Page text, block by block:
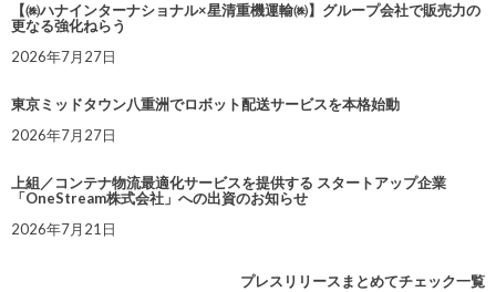
【㈱ハナインターナショナル×星清重機運輸㈱】グループ会社で販売力の
更なる強化ねらう
2026年7月27日
東京ミッドタウン八重洲でロボット配送サービスを本格始動
2026年7月27日
上組／コンテナ物流最適化サービスを提供する スタートアップ企業
「OneStream株式会社」への出資のお知らせ
2026年7月21日
プレスリリースまとめてチェック一覧